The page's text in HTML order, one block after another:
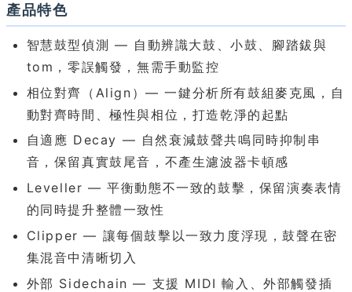
產品特色
智慧鼓型偵測 — 自動辨識大鼓、小鼓、腳踏鈸與
tom，零誤觸發，無需手動監控
相位對齊（Align）— 一鍵分析所有鼓組麥克風，自
動對齊時間、極性與相位，打造乾淨的起點
自適應 Decay — 自然衰減鼓聲共鳴同時抑制串
音，保留真實鼓尾音，不產生濾波器卡頓感
Leveller — 平衡動態不一致的鼓擊，保留演奏表情
的同時提升整體一致性
Clipper — 讓每個鼓擊以一致力度浮現，鼓聲在密
集混音中清晰切入
外部 Sidechain — 支援 MIDI 輸入、外部觸發插